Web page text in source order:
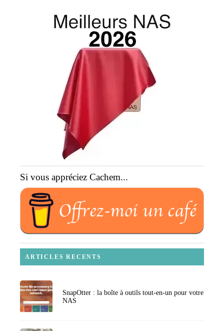
Si vous appréciez Cachem...
ARTICLES RECENTS
SnapOtter : la boîte à outils tout-en-un pour votre
NAS